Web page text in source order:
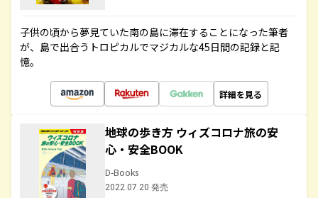
子供の頃から夢見ていた南の島に滞在することになった筆者
が、島で出合うトロピカルでマジカルな45日間の記録と記
憶。
詳細を見る
地球の歩き方 ウィズコロナ旅の安
心・安全BOOK
D-Books
2022.07.20 発売